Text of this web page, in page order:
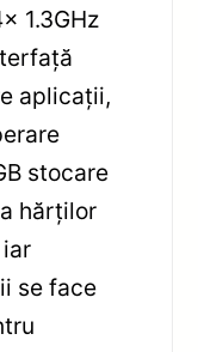
1.3GHz
aplicații,
stocare
hărților
se face